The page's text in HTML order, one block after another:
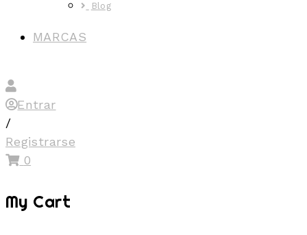
Blog
MARCAS
Entrar
/
Registrarse
0
My Cart